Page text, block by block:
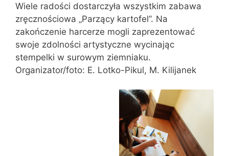
Wiele radości dostarczyła wszystkim zabawa
zręcznościowa „Parzący kartofel”. Na
zakończenie harcerze mogli zaprezentować
swoje zdolności artystyczne wycinając
stempelki w surowym ziemniaku.
Organizator/foto: E. Lotko-Pikul, M. Kilijanek